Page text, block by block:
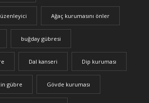
Ağaç kurumasını önler
buğday gübresi
Dal kanseri Dip kuruması
gübre Gövde kuruması